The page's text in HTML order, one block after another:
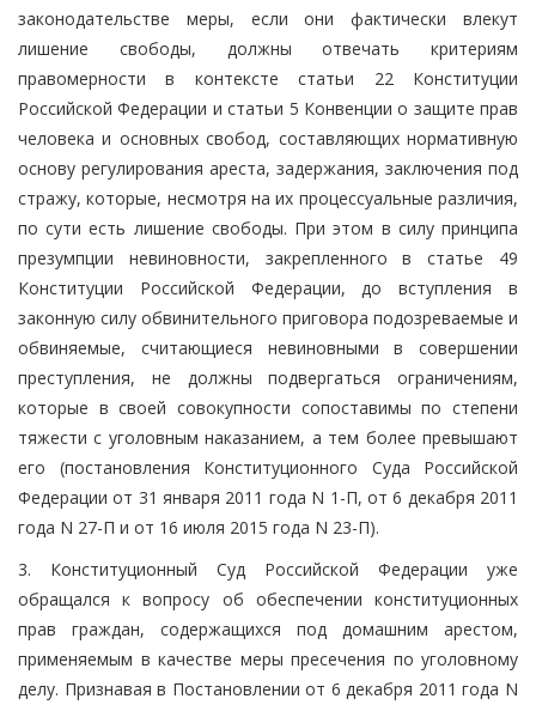
законодательстве меры, если они фактически влекут
лишение свободы, должны отвечать критериям
правомерности в контексте статьи 22 Конституции
Российской Федерации и статьи 5 Конвенции о защите прав
человека и основных свобод, составляющих нормативную
основу регулирования ареста, задержания, заключения под
стражу, которые, несмотря на их процессуальные различия,
по сути есть лишение свободы. При этом в силу принципа
презумпции невиновности, закрепленного в статье 49
Конституции Российской Федерации, до вступления в
законную силу обвинительного приговора подозреваемые и
обвиняемые, считающиеся невиновными в совершении
преступления, не должны подвергаться ограничениям,
которые в своей совокупности сопоставимы по степени
тяжести с уголовным наказанием, а тем более превышают
его (постановления Конституционного Суда Российской
Федерации от 31 января 2011 года N 1-П, от 6 декабря 2011
года N 27-П и от 16 июля 2015 года N 23-П).
3. Конституционный Суд Российской Федерации уже
обращался к вопросу об обеспечении конституционных
прав граждан, содержащихся под домашним арестом,
применяемым в качестве меры пресечения по уголовному
делу. Признавая в Постановлении от 6 декабря 2011 года N